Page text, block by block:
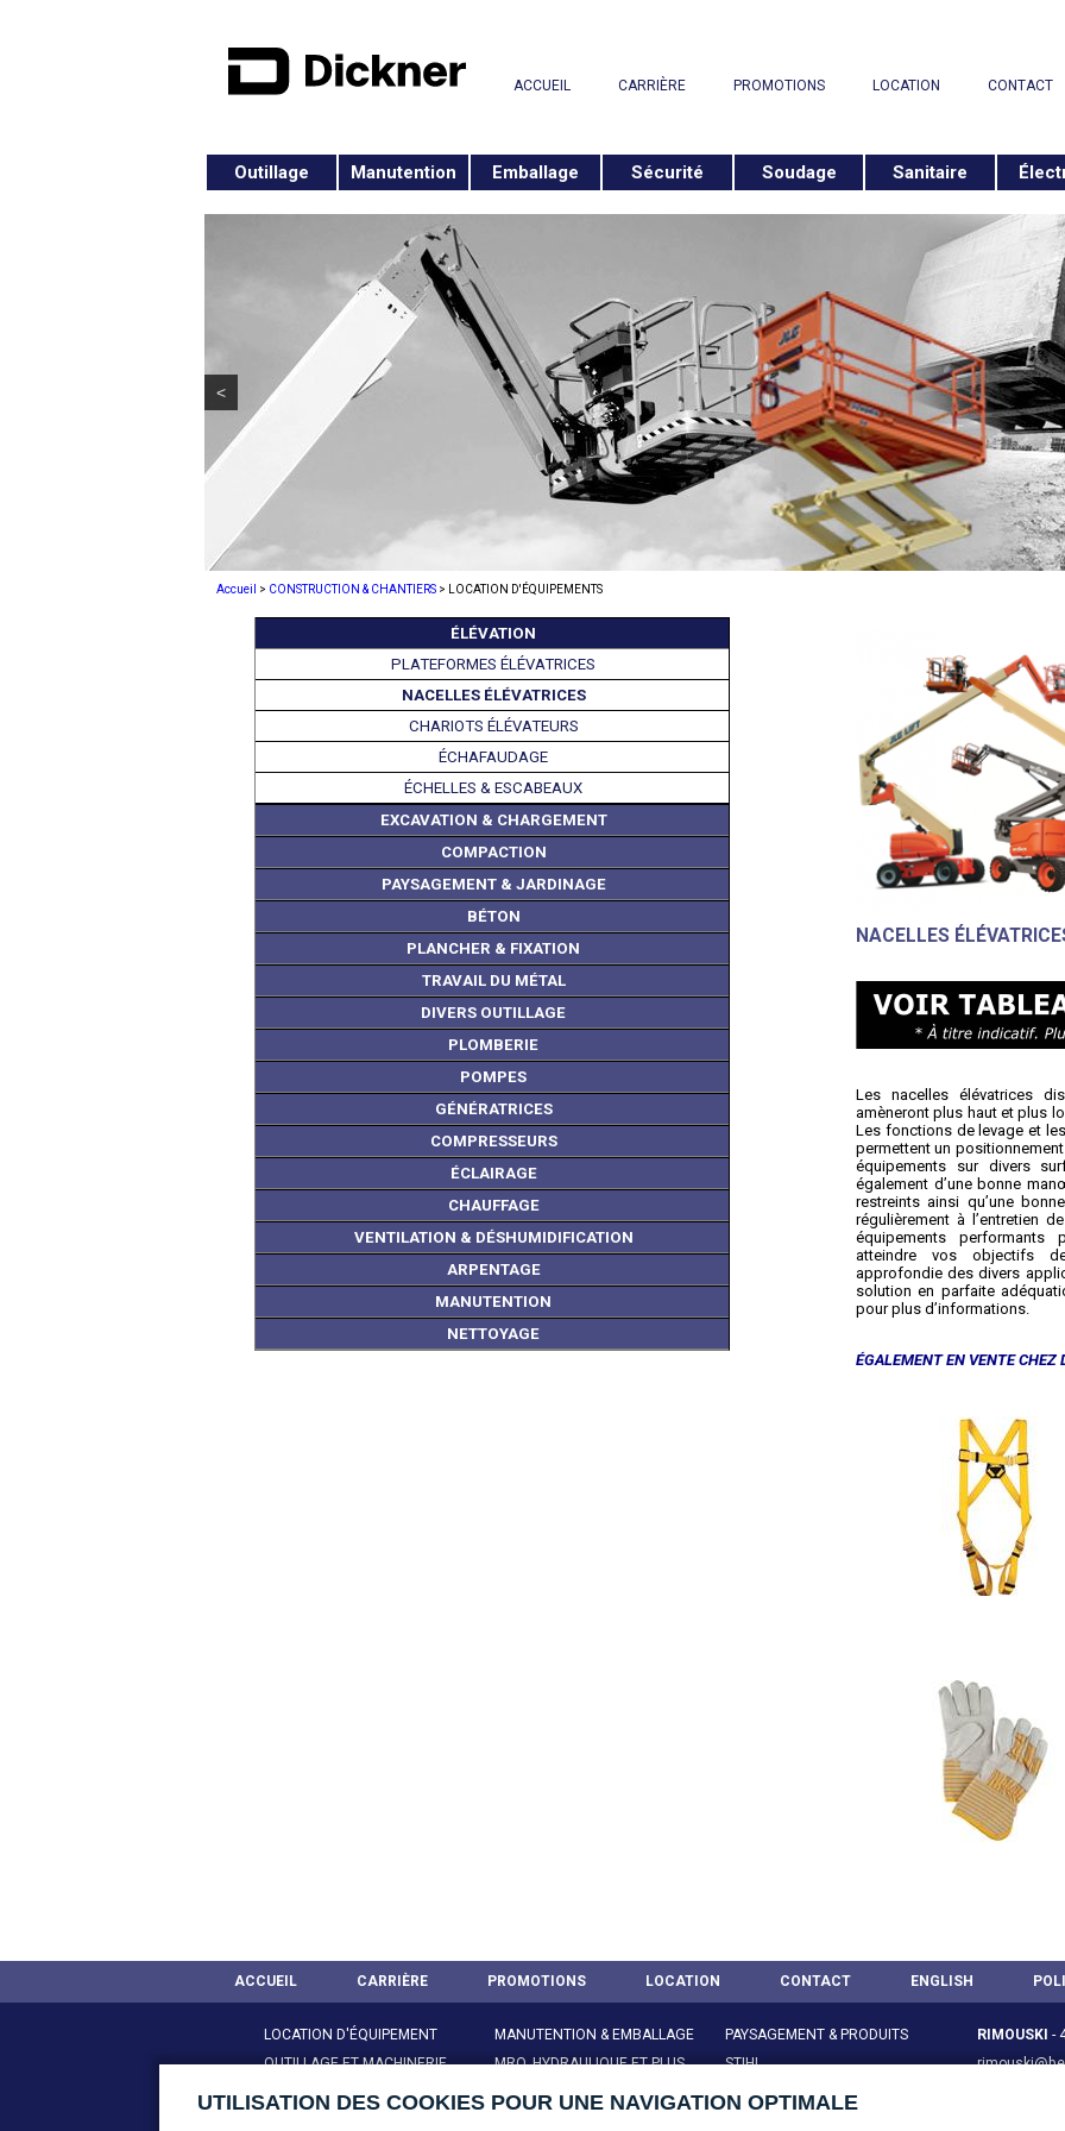
ACCUEIL CARRIÈRE PROMOTIONS LOCATION CONTACT
Outillage Manutention Emballage Sécurité Soudage Sanitaire
<
Accueil > CONSTRUCTION & CHANTIERS > LOCATION D'ÉQUIPEMENTS
ÉLÉVATION
PLATEFORMES ÉLÉVATRICES
NACELLES ÉLÉVATRICES
CHARIOTS ÉLÉVATEURS
ÉCHAFAUDAGE
ÉCHELLES & ESCABEAUX
EXCAVATION & CHARGEMENT
COMPACTION
PAYSAGEMENT & JARDINAGE
BÉTON
PLANCHER & FIXATION
TRAVAIL DU MÉTAL
DIVERS OUTILLAGE
PLOMBERIE
POMPES
GÉNÉRATRICES
COMPRESSEURS
ÉCLAIRAGE
CHAUFFAGE
VENTILATION & DÉSHUMIDIFICATION
ARPENTAGE
MANUTENTION
NETTOYAGE
NACELLES
Les nacelles élévatrices
amèneront plus haut et plus
Les fonctions de levage et
permettent un
équipements sur divers
également d’une bonne
restreints ainsi qu’une
régulièrement à l’entretien
équipements performants
atteindre vos objectifs
approfondie des divers
solution en parfaite
pour plus d’informations.
ÉGALEMENT EN VENTE CHEZ
ACCUEIL CARRIÈRE PROMOTIONS LOCATION CONTACT ENGLISH
LOCATION D'ÉQUIPEMENT
OUTILLAGE ET MACHINERIE
MOTEURS ÉLECTRIQUES
MANUTENTION & EMBALLAGE
MRO, HYDRAULIQUE ET PLUS
POMPES & ACCESSOIRES
PAYSAGEMENT & PRODUITS
STIHL
SANTÉ & SÉCURITÉ AU TRAVAIL
RIMOUSKI -
UTILISATION DES COOKIES POUR UNE NAVIGATION OPTIMALE